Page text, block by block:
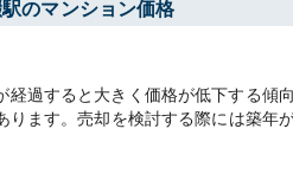
のマンション価格
経過すると大きく価格が低下する
ります。売却を検討する際には築